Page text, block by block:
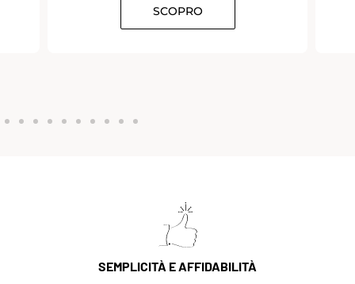
SCOPRO
SEMPLICITÀ E AFFIDABILITÀ